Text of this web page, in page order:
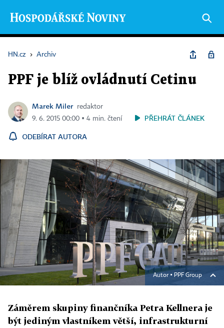
HN.cz › Archiv
PPF je blíž ovládnutí Cetinu
Marek Miler
redaktor
9. 6. 2015 00:00 ▪ 4 min. čtení
PŘEHRÁT ČLÁNEK
ODEBÍRAT AUTORA
Autor ▪ PPF Group
Záměrem skupiny finančníka Petra Kellnera je
být jediným vlastníkem větší, infrastrukturní